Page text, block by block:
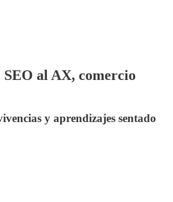
SEO al AX, comercio
y aprendizajes sentado